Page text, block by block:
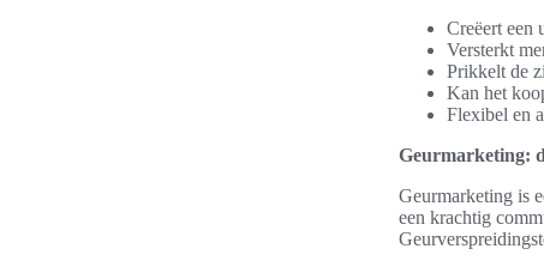
Creëert een
Versterkt
Prikkelt de
Kan het
Flexibel en
Geurmarketing:
Geurmarketing is
een krachtig